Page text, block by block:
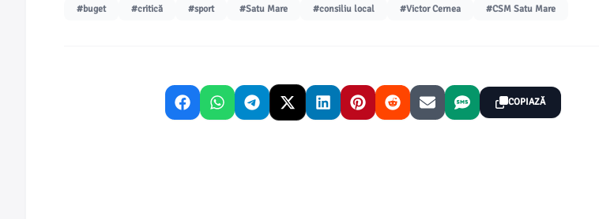
#buget #critică #sport #Satu Mare #consiliu local #Victor Cernea #CSM Satu Mare
COPIAZĂ